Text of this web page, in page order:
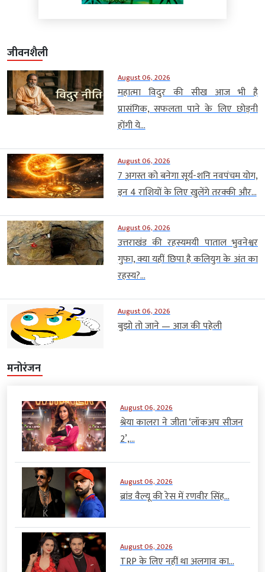
जीवनशैली
August 06, 2026
महात्मा विदुर की सीख आज भी है
प्रासंगिक, सफलता पाने के लिए छोड़नी
होंगी ये...
August 06, 2026
7 अगस्त को बनेगा सूर्य-शनि नवपंचम योग,
इन 4 राशियों के लिए खुलेंगे तरक्की और...
August 06, 2026
उत्तराखंड की रहस्यमयी पाताल भुवनेश्वर
गुफा, क्या यहीं छिपा है कलियुग के अंत का
रहस्य?...
August 06, 2026
बुझो तो जाने — आज की पहेली
मनोरंजन
August 06, 2026
श्रेया कालरा ने जीता ‘लॉकअप सीजन
2’,...
August 06, 2026
ब्रांड वैल्यू की रेस में रणवीर सिंह...
August 06, 2026
TRP के लिए नहीं था अलगाव का...